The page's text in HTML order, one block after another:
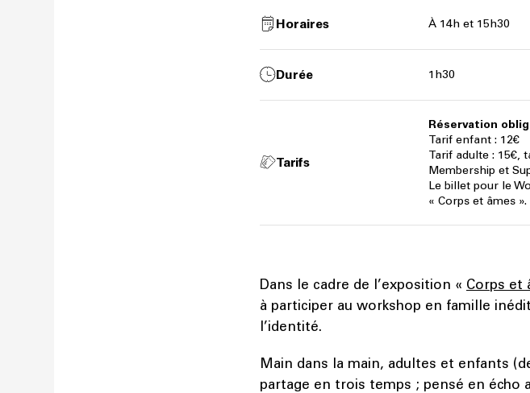
Horaires À 14h et 15h30
Durée 1h30
Tarifs
Réservation
Tarif enfant : 12€
Tarif adulte : 15€,
Membership et
Le billet pour le
« Corps et âmes ».
Dans le cadre de l’exposition « Corps et
à participer au workshop en famille
l’identité.
Main dans la main, adultes et enfants
partage en trois temps ; pensé en écho